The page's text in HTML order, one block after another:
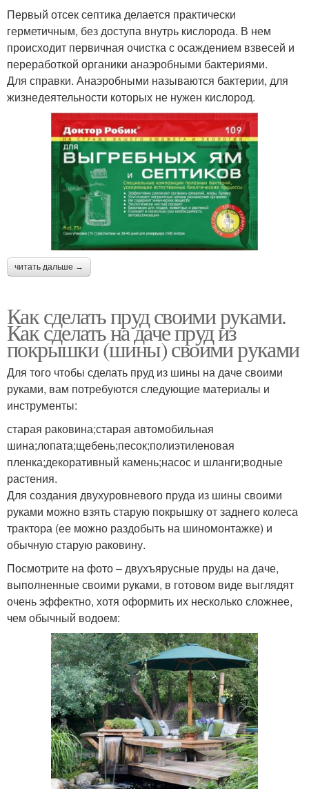
Первый отсек септика делается практически
герметичным, без доступа внутрь кислорода. В нем
происходит первичная очистка с осаждением взвесей и
переработкой органики анаэробными бактериями.
Для справки. Анаэробными называются бактерии, для
жизнедеятельности которых не нужен кислород.
читать дальше →
Как сделать пруд своими руками.
Как сделать на даче пруд из
покрышки (шины) своими руками
Для того чтобы сделать пруд из шины на даче своими
руками, вам потребуются следующие материалы и
инструменты:
старая раковина;старая автомобильная
шина;лопата;щебень;песок;полиэтиленовая
пленка;декоративный камень;насос и шланги;водные
растения.
Для создания двухуровневого пруда из шины своими
руками можно взять старую покрышку от заднего колеса
трактора (ее можно раздобыть на шиномонтажке) и
обычную старую раковину.
Посмотрите на фото – двухъярусные пруды на даче,
выполненные своими руками, в готовом виде выглядят
очень эффектно, хотя оформить их несколько сложнее,
чем обычный водоем: